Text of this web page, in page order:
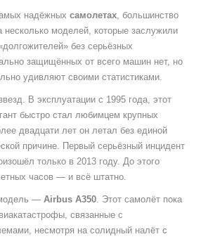
надёжных самолетах , большинство
несколько моделей, которые заслужили
без серьёзных
защищённых от всего машин нет, но
удивляют своими статистиками.
В эксплуатации с 1995 года, этот
быстро стал любимцем крупных
двадцати лет он летал без единой
причине. Первый серьёзный инцидент
только в 2013 году. До этого
часов — и всё штатно.
— Airbus A350 . Этот самолёт пока
связанные с
несмотря на солидный налёт с